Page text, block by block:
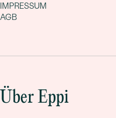
IMPRESSUM
AGB
Über Eppi